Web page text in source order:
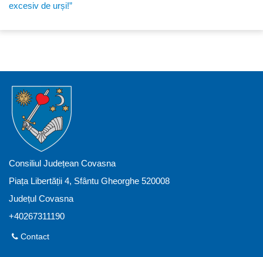
excesiv de urși!”
Consiliul Județean Covasna
Piața Libertății 4, Sfântu Gheorghe 520008
Județul Covasna
+40267311190
Contact